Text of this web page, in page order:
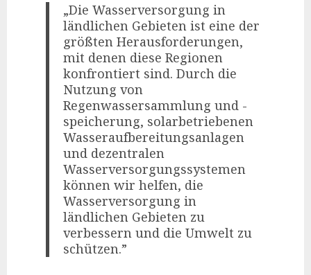
„Die Wasserversorgung in
ländlichen Gebieten ist eine der
größten Herausforderungen,
mit denen diese Regionen
konfrontiert sind. Durch die
Nutzung von
Regenwassersammlung und -
speicherung, solarbetriebenen
Wasseraufbereitungsanlagen
und dezentralen
Wasserversorgungssystemen
können wir helfen, die
Wasserversorgung in
ländlichen Gebieten zu
verbessern und die Umwelt zu
schützen.”